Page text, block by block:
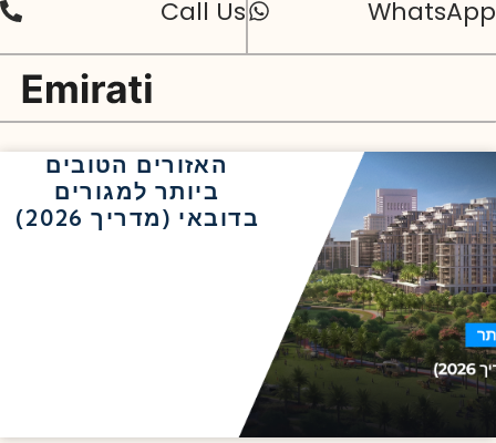
WhatsApp
Call Us
האזורים הטובים
ביותר למגורים
בדובאי (מדריך 2026)